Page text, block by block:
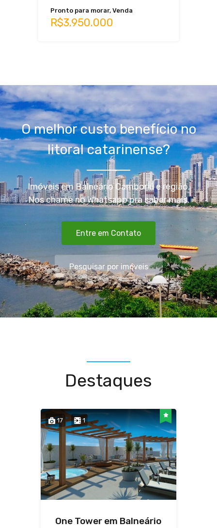
Pronto para morar, Venda
R$3.950.000
O melhor custo benefício no
litoral catarinense?
Imóveis em Balneário Camboriú e região.
Nos chame no Whatsapp pra saber mais.
Entre em Contato
Pesquisar por imóveis
Destaques
17 1
One Tower em Balneário